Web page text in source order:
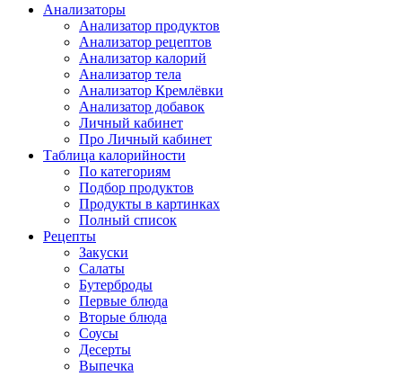
Анализаторы
Анализатор продуктов
Анализатор рецептов
Анализатор калорий
Анализатор тела
Анализатор Кремлёвки
Анализатор добавок
Личный кабинет
Про Личный кабинет
Таблица калорийности
По категориям
Подбор продуктов
Продукты в картинках
Полный список
Рецепты
Закуски
Салаты
Бутерброды
Первые блюда
Вторые блюда
Соусы
Десерты
Выпечка